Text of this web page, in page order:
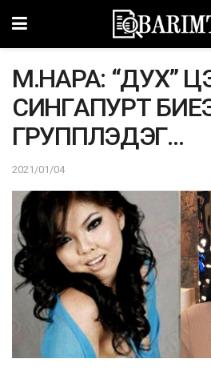
М.НАРА: “ДУХ”
СИНГAПУРТ
ГРУППЛЭДЭГ…
2021/01/04